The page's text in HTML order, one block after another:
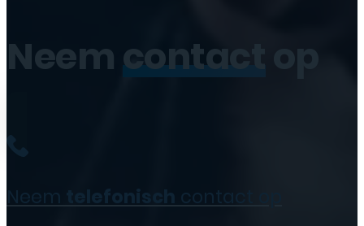
Neemcontact
Neem telefonisch contact op